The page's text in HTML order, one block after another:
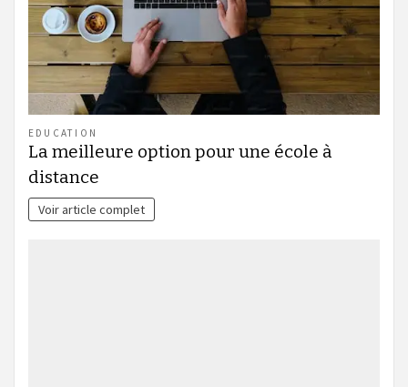
EDUCATION
La meilleure option pour une école à
distance
Voir article complet